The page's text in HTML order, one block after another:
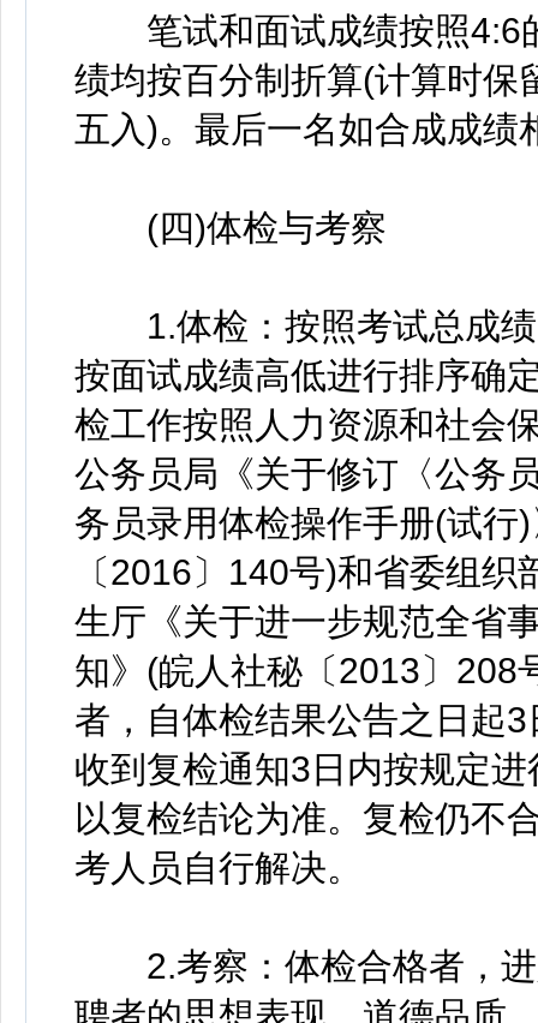
笔试和面试成绩按照4:6
绩均按百分制折算(计算时保
五入)。最后一名如合成成绩
(四)体检与考察
1.体检：按照考试总成绩
按面试成绩高低进行排序确
检工作按照人力资源和社会
公务员局《关于修订〈公务
务员录用体检操作手册(试行
〔2016〕140号)和省委组
生厅《关于进一步规范全省
知》(皖人社秘〔2013〕208
者，自体检结果公告之日起
收到复检通知3日内按规定
以复检结论为准。复检仍不
考人员自行解决。
2.考察：体检合格者，进